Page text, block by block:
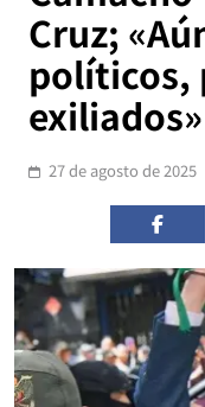
Cruz;
políticos,
exiliados»
27 de agosto de 2025